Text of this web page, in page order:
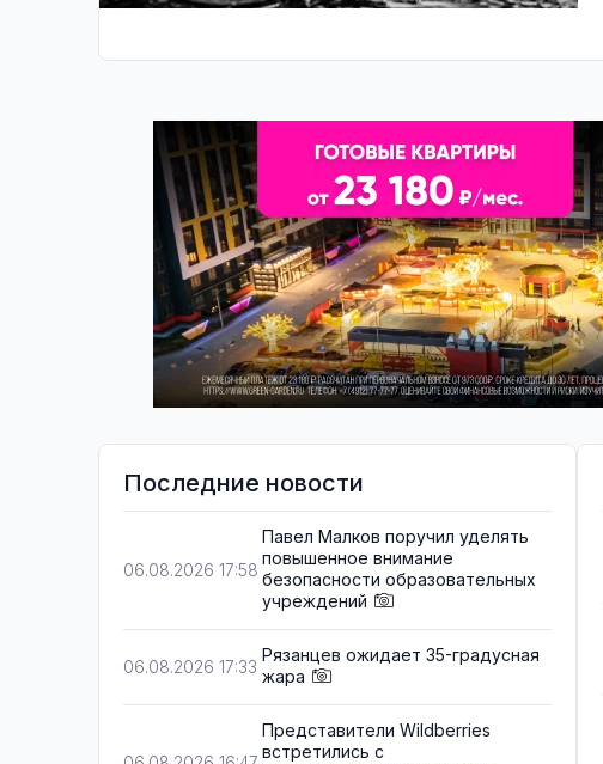
Последние новости
06.08.2026 17:58
Павел Малков поручил уделять
повышенное внимание
безопасности образовательных
учреждений
06.08.2026 17:33
Рязанцев ожидает 35-градусная
жара
Представители Wildberries
встретились с